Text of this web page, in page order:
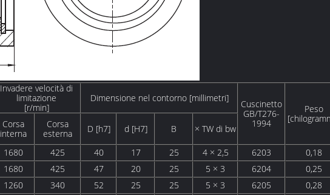
Invadere velocità di
limitazione
[r/min]
Dimensione nel contorno [millimetri]
Cuscinetto
GB/T276-
1994
Peso
Corsa
interna
Corsa
esterna
D [h7] d [H7] B × TW di bw
1680 425 40 17 25 4 × 2,5 6203
0,18
1680 425 47 20 25 5 × 3 6204
0,25
1260 340 52 25 25 5 × 3 6205
0,28